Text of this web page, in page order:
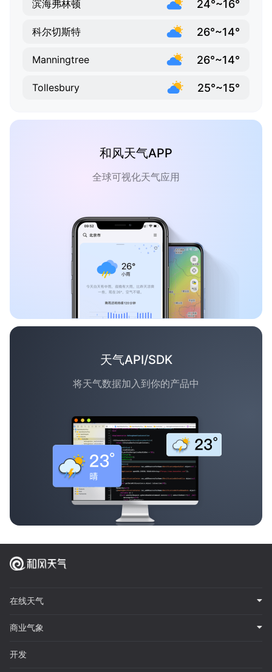
滨海弗林顿 24°~16°
科尔切斯特 26°~14°
Manningtree 26°~14°
Tollesbury 25°~15°
和风天气APP
全球可视化天气应用
天气API/SDK
将天气数据加入到你的产品中
在线天气
商业气象
开发